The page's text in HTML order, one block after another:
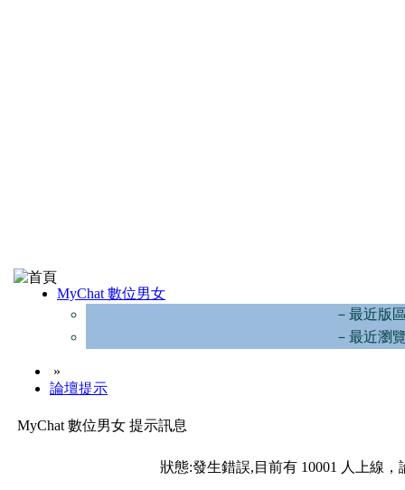
MyChat 數位男女
－最近版
－最近瀏
»
論壇提示
MyChat 數位男女 提示訊息
狀態:發生錯誤,目前有 10001 人上線